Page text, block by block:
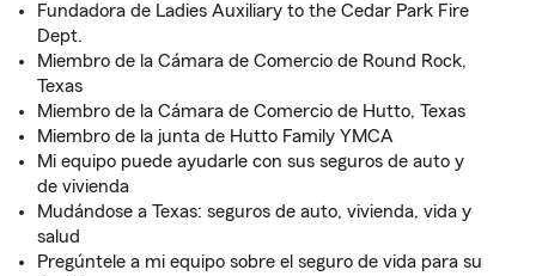
Fundadora de Ladies Auxiliary to the Cedar Park Fire
Dept.
Miembro de la Cámara de Comercio de Round Rock,
Texas
Miembro de la Cámara de Comercio de Hutto, Texas
Miembro de la junta de Hutto Family YMCA
Mi equipo puede ayudarle con sus seguros de auto y
de vivienda
Mudándose a Texas: seguros de auto, vivienda, vida y
salud
Pregúntele a mi equipo sobre el seguro de vida para su